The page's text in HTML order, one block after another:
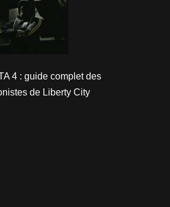
4 : guide complet des
de Liberty City